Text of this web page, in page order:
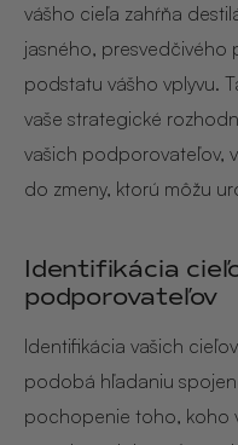
vášho cieľa zahŕňa
jasného, presvedčivého
podstatu vášho vplyvu.
vaše strategické
vašich podporovateľov,
do zmeny, ktorú môžu
Identifikácia
podporovateľov
Identifikácia vašich
podobá hľadaniu
pochopenie toho, koho